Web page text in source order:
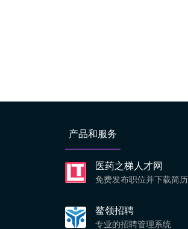
产品和服务
医药之梯人才网
免费发布职位并下载简历
鳌领招聘
专业的招聘管理系统